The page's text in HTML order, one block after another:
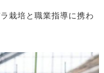
栽培と職業指導に携わ